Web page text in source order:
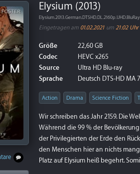
Elysium (2013)
Eingetragen am 01.02.2021 um 21:02 Uhr
Größe
22,60 GB
Codec
HEVC x265
Source
Ultra HD Blu-ray
Sprache
Deutsch DTS-HD MA
Action Drama Science Fiction
Wir schreiben das Jahr 2159. Die
Während die 99 % der
der Privilegierten der Erde den
den Menschen hier an nichts
Platz auf Elysium heiß begehrt.